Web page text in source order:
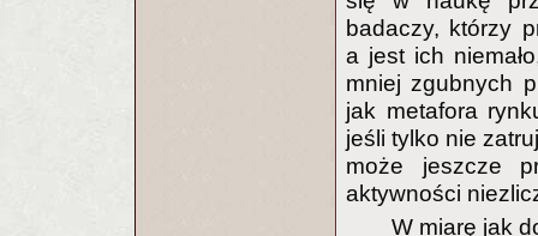
badaczy, którzy
a jest ich
mniej zgubnych
jak metafora
jeśli tylko nie
może jeszcze
aktywności
W miarę jak